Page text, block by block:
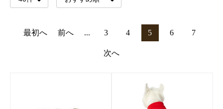
最初へ 前へ ... 3 4 5 6 7
次へ